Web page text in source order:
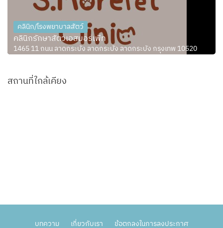
คลินิก/โรงพยาบาลสัตว์
คลินิกรักษาสัตว์เอสมอร์เพ็ท
1465 11 ถนน ลาดกระบัง ลาดกระบัง ลาดกระบัง กรุงเทพ 10520
สถานที่ใกล้เคียง
บทความ เกี่ยวกับเรา ข้อตกลงในการลงประกาศ